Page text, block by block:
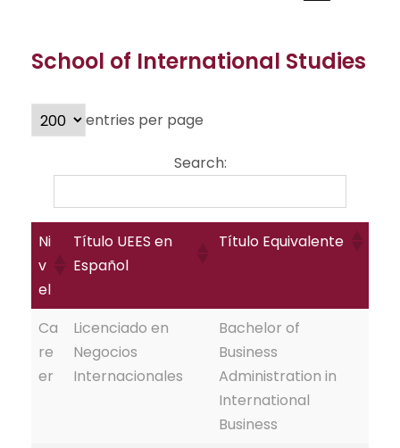
School of International Studies
entries per page
Search:
Ni
v
el
Título UEES en
Español
Título Equivalente
Ca
re
er
Licenciado en
Negocios
Internacionales
Bachelor of
Business
Administration in
International
Business